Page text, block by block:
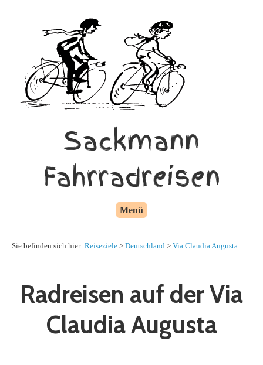
Sackmann
Fahrradreisen
Menü
Sie befinden sich hier: Reiseziele > Deutschland > Via Claudia Augusta
Radreisen auf der Via
Claudia Augusta